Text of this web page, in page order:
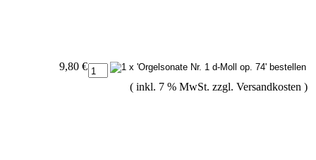
9,80 €
( inkl. 7 % MwSt. zzgl. Versandkosten )